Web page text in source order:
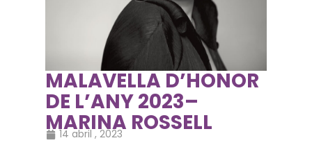
MALAVELLA D’HONOR
DE L’ANY 2023–
MARINA ROSSELL
14 abril , 2023